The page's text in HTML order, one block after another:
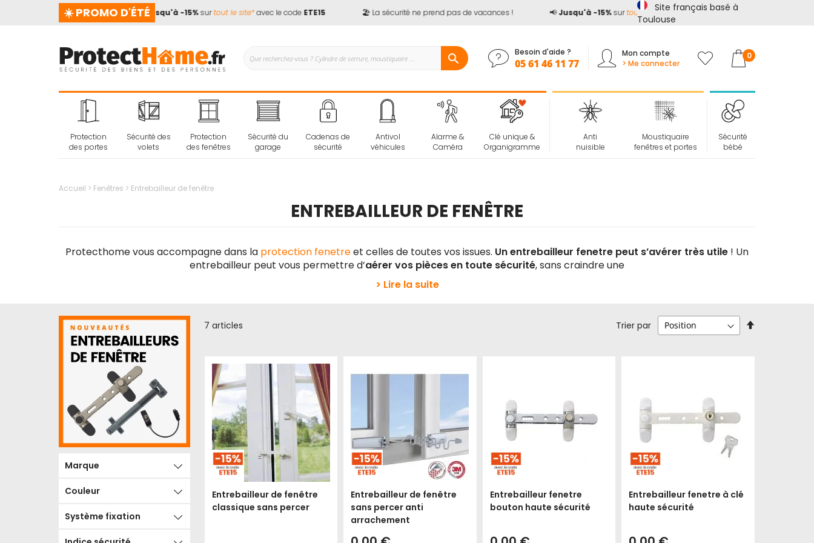
☀️ PROMO D'ÉTÉ
pas de vacances ! 📢Jusqu'à -15%surtout le site*avec le codeETE15 🏖️ La sécurité ne prend pas de vacances ! Jusqu'à -15%surtout le site*avec le codeETE15
Site français basé à
Toulouse
Besoin d'aide ?
05 61 46 11 77
Mon compte
> Me connecter
Mon panier
0
Protection
des portes
Sécurité des
volets
Protection
des fenêtres
Sécurité du
garage
Cadenas de
sécurité
Antivol
véhicules
Alarme &
Caméra
Clé unique &
Organigramme
Anti
nuisible
Moustiquaire
fenêtres et portes
Sécurité
bébé
Accueil Fenêtres Entrebailleur de fenêtre
ENTREBAILLEUR DE FENÊTRE
Protecthome vous accompagne dans la protection fenetreet celles de toutes vos issues. Un entrebailleur fenetre peut s’avérer très utile ! Un
entrebailleur peut vous permettre d’aérer vos pièces en toute sécurité, sans craindre une
> Lire la suite
7 articles Trier par
Entrebailleur de fenêtre
classique sans percer
Entrebailleur de fenêtre
sans percer anti
arrachement
Entrebailleur fenetre
bouton haute sécurité
Entrebailleur fenetre à clé
haute sécurité
Marque
Couleur
Système fixation